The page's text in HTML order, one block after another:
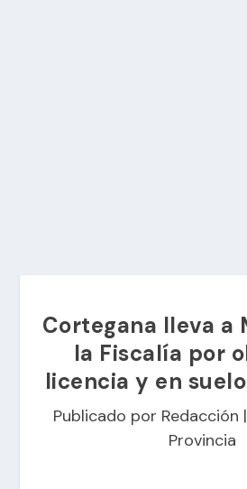
Cortegana lleva a
la Fiscalía por
licencia y en
Publicado por Redacción |
Provincia